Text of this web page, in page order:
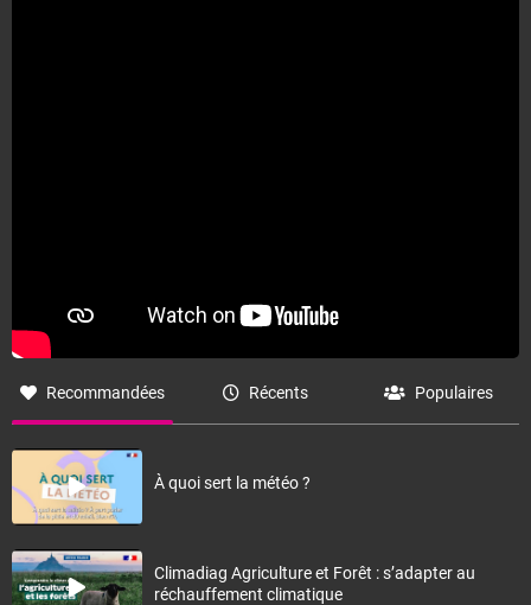
Recommandées Récents Populaires
À quoi sert la météo ?
Climadiag Agriculture et Forêt : s’adapter au
réchauffement climatique